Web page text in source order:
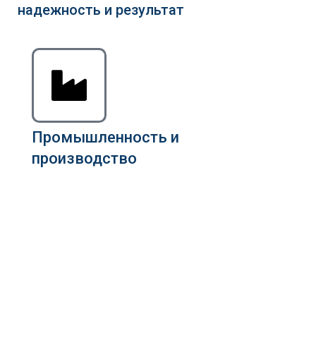
надежность и результат
Промышленность и
производство